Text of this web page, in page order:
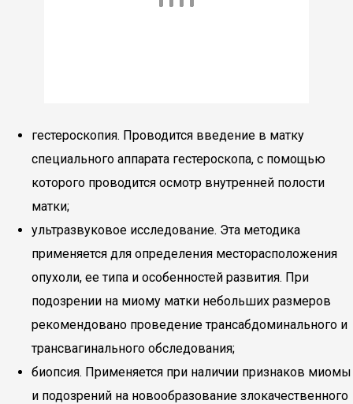
гестероскопия. Проводится введение в матку
специального аппарата гестероскопа, с помощью
которого проводится осмотр внутренней полости
матки;
ультразвуковое исследование. Эта методика
применяется для определения месторасположения
опухоли, ее типа и особенностей развития. При
подозрении на миому матки небольших размеров
рекомендовано проведение трансабдоминального и
трансвагинального обследования;
биопсия. Применяется при наличии признаков миомы
и подозрений на новообразование злокачественного